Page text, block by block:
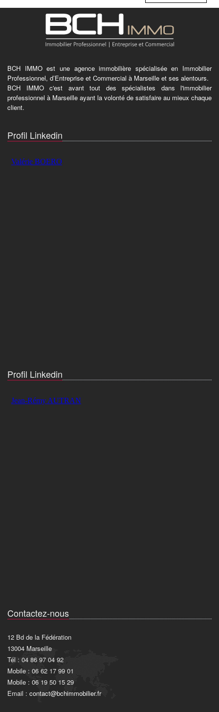
BCH IMMO est une agence immobilière spécialisée en Immobilier
Professionnel, d’Entreprise et Commercial à Marseille et ses alentours.
BCH IMMO c'est avant tout des spécialistes dans l'immobilier
professionnel à Marseille ayant la volonté de satisfaire au mieux chaque
client.
Profil Linkedin
Profil Linkedin
Contactez-nous
12 Bd de la Fédération
13004 Marseille
Tél : 04 86 97 04 92
Mobile : 06 62 17 99 01
Mobile : 06 19 50 15 29
Email : contact@bchimmobilier.fr